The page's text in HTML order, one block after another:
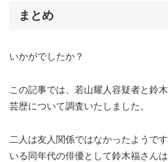
まとめ
いかがでしたか？
この記事では、若山耀人容疑者と鈴
芸歴について調査いたしました。
二人は友人関係ではなかったようで
いる同年代の俳優として鈴木福さん